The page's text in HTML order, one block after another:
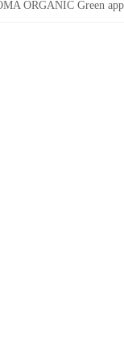
ORGANIC Green